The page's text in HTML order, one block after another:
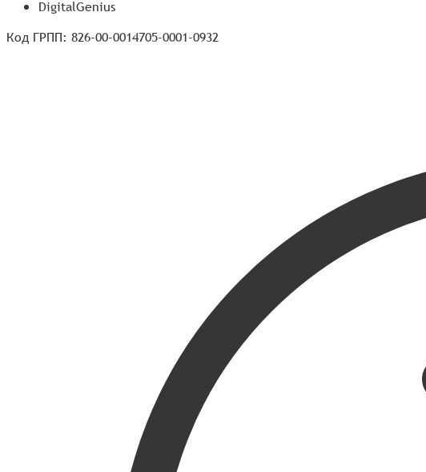
DigitalGenius
Код ГРПП: 826-00-0014705-0001-0932